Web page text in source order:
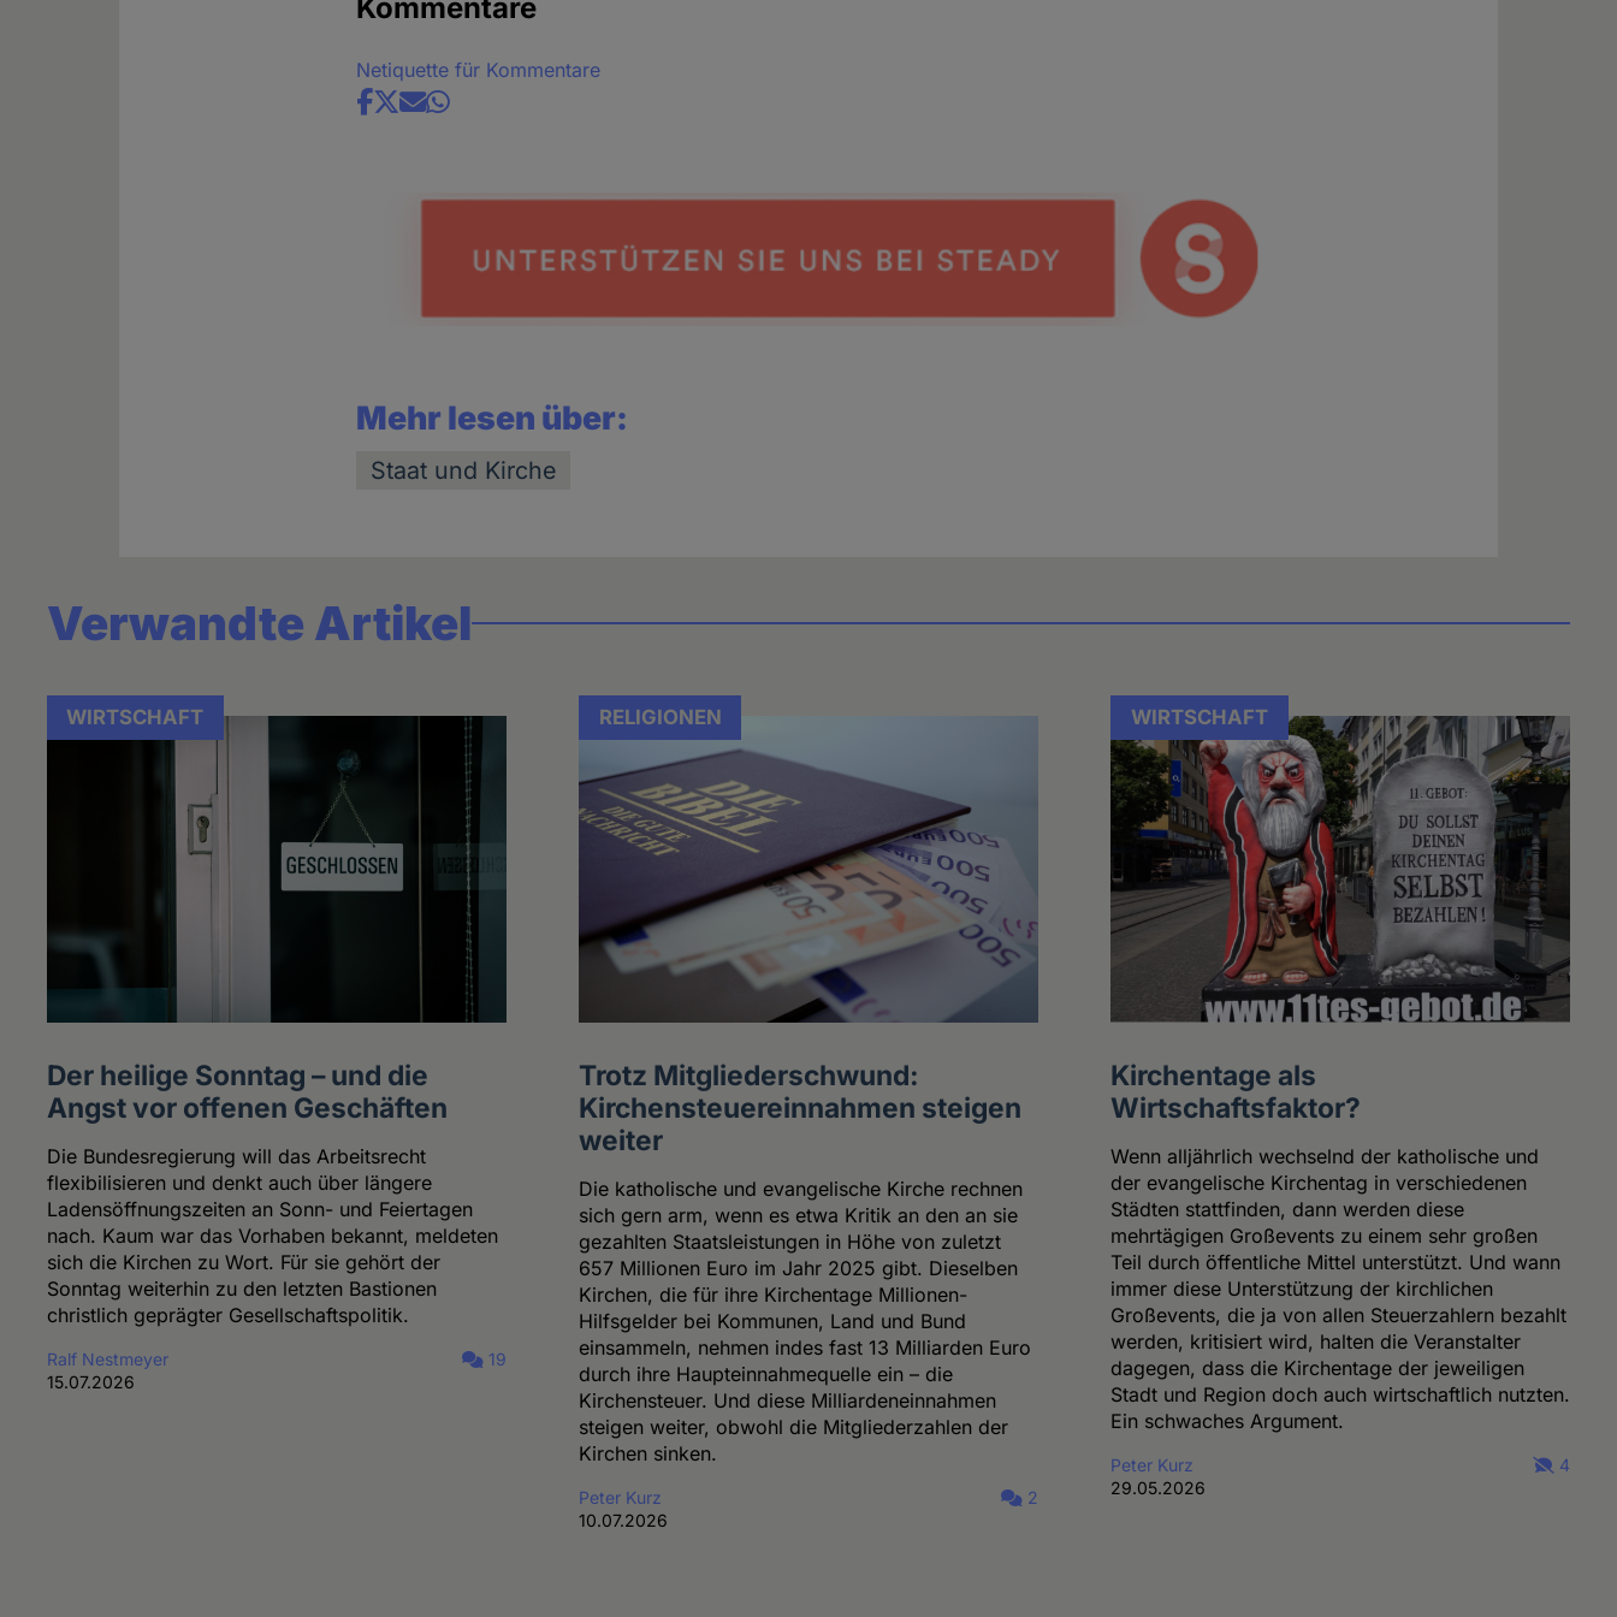
Kommentare
Netiquette für Kommentare
Share
Mehr lesen über:
Staat und Kirche
Verwandte Artikel
WIRTSCHAFT
Der heilige Sonntag – und die
Angst vor offenen Geschäften
Die Bundesregierung will das Arbeitsrecht
flexibilisieren und denkt auch über längere
Ladensöffnungszeiten an Sonn- und Feiertagen
nach. Kaum war das Vorhaben bekannt, meldeten
sich die Kirchen zu Wort. Für sie gehört der
Sonntag weiterhin zu den letzten Bastionen
christlich geprägter Gesellschaftspolitik.
Ralf Nestmeyer
15.07.2026
19
RELIGIONEN
Trotz Mitgliederschwund:
Kirchensteuereinnahmen steigen
weiter
Die katholische und evangelische Kirche rechnen
sich gern arm, wenn es etwa Kritik an den an sie
gezahlten Staatsleistungen in Höhe von zuletzt
657 Millionen Euro im Jahr 2025 gibt. Dieselben
Kirchen, die für ihre Kirchentage Millionen-
Hilfsgelder bei Kommunen, Land und Bund
einsammeln, nehmen indes fast 13 Milliarden Euro
durch ihre Haupteinnahmequelle ein – die
Kirchensteuer. Und diese Milliardeneinnahmen
steigen weiter, obwohl die Mitgliederzahlen der
Kirchen sinken.
Peter Kurz
10.07.2026
2
WIRTSCHAFT
Kirchentage als
Wirtschaftsfaktor?
Wenn alljährlich wechselnd der katholische und
der evangelische Kirchentag in verschiedenen
Städten stattfinden, dann werden diese
mehrtägigen Großevents zu einem sehr großen
Teil durch öffentliche Mittel unterstützt. Und wann
immer diese Unterstützung der kirchlichen
Großevents, die ja von allen Steuerzahlern bezahlt
werden, kritisiert wird, halten die Veranstalter
dagegen, dass die Kirchentage der jeweiligen
Stadt und Region doch auch wirtschaftlich nutzten.
Ein schwaches Argument.
Peter Kurz
29.05.2026
4